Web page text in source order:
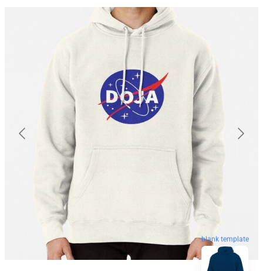
blank template